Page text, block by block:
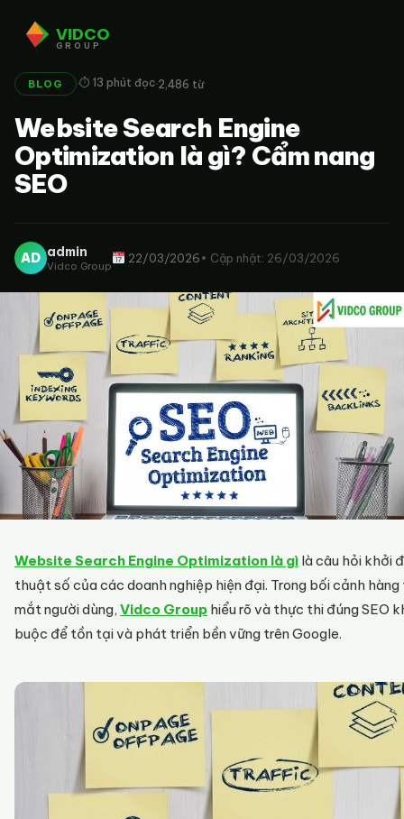
VIDCO
GROUP
BLOG ·⏱ 13 phút đọc·2,486 từ
Website Search Engine
Optimization là gì? Cẩm nang
SEO
AD admin
Vidco Group
22/03/2026• Cập nhật: 26/03/2026
Website Search Engine Optimization là gì là câu hỏi khởi
thuật số của các doanh nghiệp hiện đại. Trong bối cảnh
mắt người dùng, Vidco Group hiểu rõ và thực thi đúng SEO
buộc để tồn tại và phát triển bền vững trên Google.